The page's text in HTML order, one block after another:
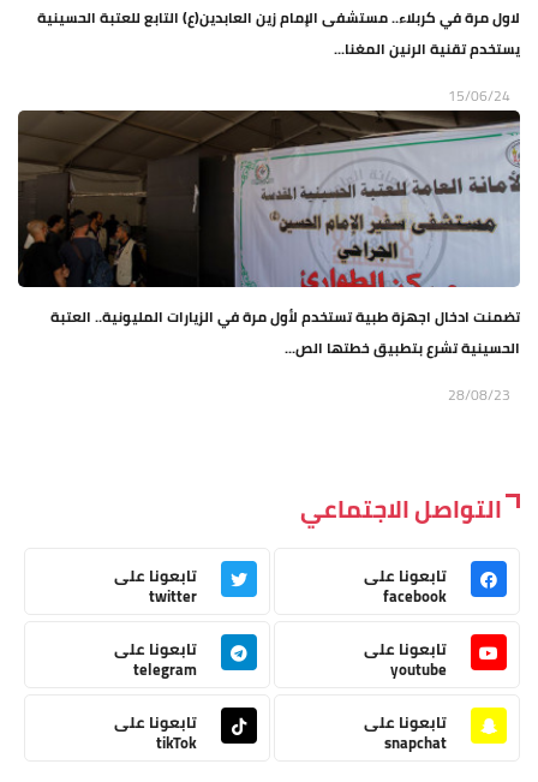
لاول مرة في كربلاء.. مستشفى الإمام زين العابدين(ع) التابع للعتبة الحسينية
يستخدم تقنية الرنين المغنا...
15/06/24
تضمنت ادخال اجهزة طبية تستخدم لأول مرة في الزيارات المليونية.. العتبة
الحسينية تشرع بتطبيق خطتها الص...
28/08/23
التواصل الاجتماعي
تابعونا على
facebook
تابعونا على
twitter
تابعونا على
youtube
تابعونا على
telegram
تابعونا على
snapchat
تابعونا على
tikTok